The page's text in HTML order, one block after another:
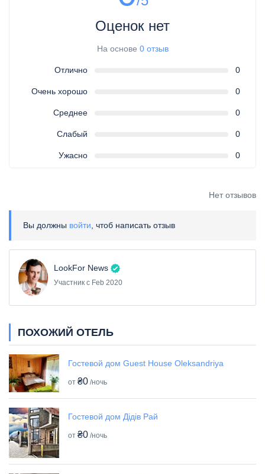
Оценок нет
На основе 0 отзыв
Отлично 0
Очень хорошо 0
Среднее 0
Слабый 0
Ужасно 0
Нет отзывов
Вы должны войти , чтоб написать отзыв
LookFor News
Участник с Feb 2020
ПОХОЖИЙ ОТЕЛЬ
Гостевой дом Guest House Oleksandriya
от ₴0 /ночь
Гостевой дом Дідів Рай
от ₴0 /ночь